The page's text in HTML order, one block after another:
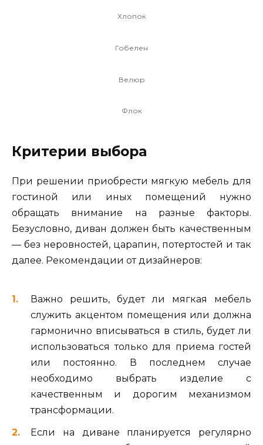
Хлопок
Гобелен
Велюр
Флок
Критерии выбора
При решении приобрести мягкую мебель для
гостиной или иных помещений нужно
обращать внимание на разные факторы.
Безусловно, диван должен быть качественным
— без неровностей, царапин, потертостей и так
далее. Рекомендации от дизайнеров:
Важно решить, будет ли мягкая мебель
служить акцентом помещения или должна
гармонично вписываться в стиль, будет ли
использоваться только для приема гостей
или постоянно. В последнем случае
необходимо выбрать изделие с
качественным и дорогим механизмом
трансформации.
Если на диване планируется регулярно